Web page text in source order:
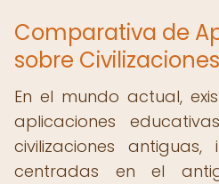
Comparativa de
sobre
En el mundo actual,
aplicaciones
civilizaciones antiguas,
centradas en el